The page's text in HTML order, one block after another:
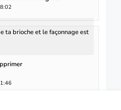
ta brioche et le façonnage est